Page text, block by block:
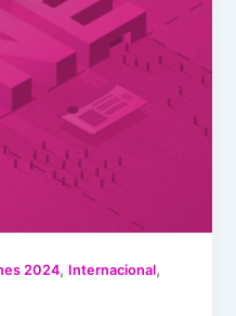
2024, Internacional,